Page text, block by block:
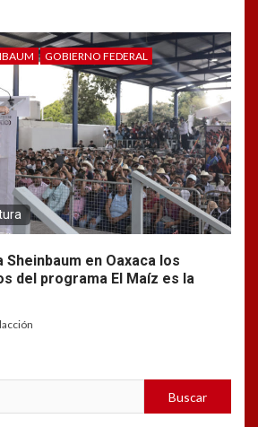
GOBIERNO FEDERAL
Sheinbaum en Oaxaca los
del programa El Maíz es la